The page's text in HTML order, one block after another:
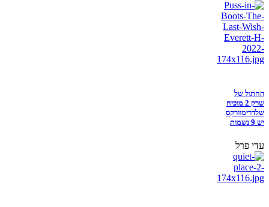
החתול של
שרק 2 מוכיח
שלדרימוורקס
יש 9 נשמות
עדי פרל